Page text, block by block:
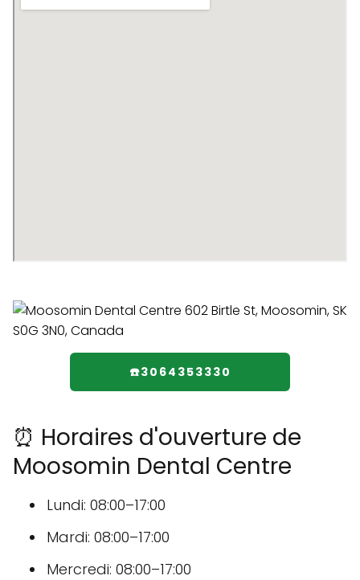
☎️3064353330
⏰ Horaires d'ouverture de
Moosomin Dental Centre
Lundi: 08:00–17:00
Mardi: 08:00–17:00
Mercredi: 08:00–17:00